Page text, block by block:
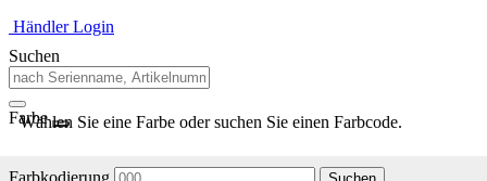
Händler Login
Suchen
Farbe
Wählen Sie eine Farbe oder suchen Sie einen Farbcode.
Farbkodierung